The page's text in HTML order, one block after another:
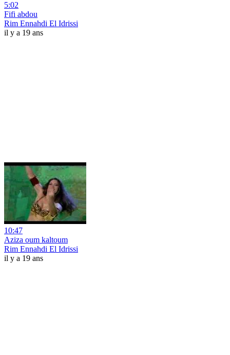
5:02
Fifi abdou
Rim Ennahdi El Idrissi
il y a 19 ans
10:47
Aziza oum kaltoum
Rim Ennahdi El Idrissi
il y a 19 ans